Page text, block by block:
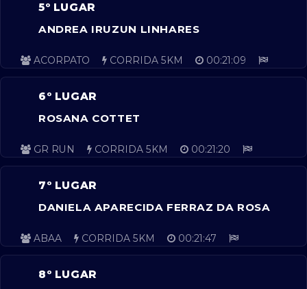
5º LUGAR
ANDREA IRUZUN LINHARES
ACORPATO CORRIDA 5KM 00:21:09
6º LUGAR
ROSANA COTTET
GR RUN CORRIDA 5KM 00:21:20
7º LUGAR
DANIELA APARECIDA FERRAZ DA ROSA
ABAA CORRIDA 5KM 00:21:47
8º LUGAR